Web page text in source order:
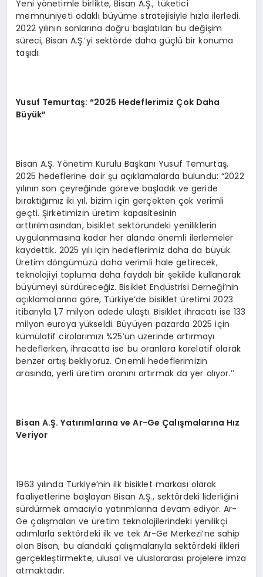
Yeni yönetimle birlikte, Bisan A.Ş., tüketici
memnuniyeti odaklı büyüme stratejisiyle hızla ilerledi.
2022 yılının sonlarına doğru başlatılan bu değişim
süreci, Bisan A.Ş.’yi sektörde daha güçlü bir konuma
taşıdı.
Yusuf Temurtaş: “2025 Hedeflerimiz Çok Daha
Büyük”
Bisan A.Ş. Yönetim Kurulu Başkanı Yusuf Temurtaş,
2025 hedeflerine dair şu açıklamalarda bulundu: “2022
yılının son çeyreğinde göreve başladık ve geride
bıraktığımız iki yıl, bizim için gerçekten çok verimli
geçti. Şirketimizin üretim kapasitesinin
arttırılmasından, bisiklet sektöründeki yeniliklerin
uygulanmasına kadar her alanda önemli ilerlemeler
kaydettik. 2025 yılı için hedeflerimiz daha da büyük.
Üretim döngümüzü daha verimli hale getirecek,
teknolojiyi topluma daha faydalı bir şekilde kullanarak
büyümeyi sürdüreceğiz. Bisiklet Endüstrisi Derneği’nin
açıklamalarına göre, Türkiye’de bisiklet üretimi 2023
itibarıyla 1,7 milyon adede ulaştı. Bisiklet ihracatı ise 133
milyon euroya yükseldi. Büyüyen pazarda 2025 için
kümülatif cirolarımızı %25’un üzerinde artırmayı
hedeflerken, ihracatta ise bu oranlara korelatif olarak
benzer artış bekliyoruz. Önemli hedeflerimizin
arasında, yerli üretim oranını artırmak da yer alıyor.’’
Bisan A.Ş. Yatırımlarına ve Ar-Ge Çalışmalarına Hız
Veriyor
1963 yılında Türkiye’nin ilk bisiklet markası olarak
faaliyetlerine başlayan Bisan A.Ş., sektördeki liderliğini
sürdürmek amacıyla yatırımlarına devam ediyor. Ar-
Ge çalışmaları ve üretim teknolojilerindeki yenilikçi
adımlarla sektördeki ilk ve tek Ar-Ge Merkezi’ne sahip
olan Bisan, bu alandaki çalışmalarıyla sektördeki ilkleri
gerçekleştirmekte, ulusal ve uluslararası projelere imza
atmaktadır.